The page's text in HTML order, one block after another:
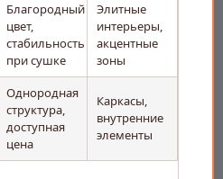
Благородный
цвет,
стабильность
при сушке
Элитные
интерьеры,
акцентные
зоны
Однородная
структура,
доступная
цена
Каркасы,
внутренние
элементы